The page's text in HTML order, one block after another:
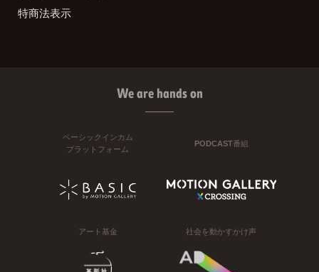
特商法表示
We are hands on
ベーシックインカム
プラットフォーム
PODCAST番組
アート基金 社会を動かすかけ声